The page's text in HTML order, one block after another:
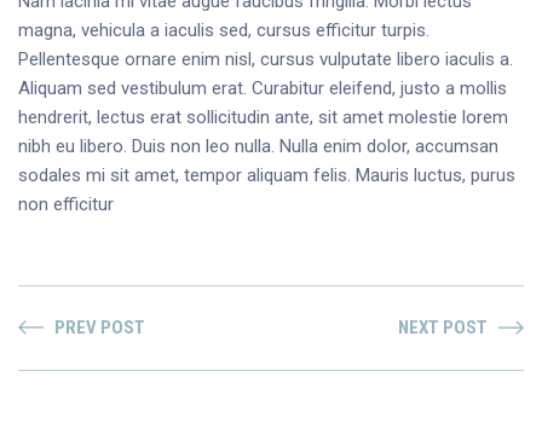
magna, vehicula a iaculis sed, cursus efficitur turpis.
Pellentesque ornare enim nisl, cursus vulputate libero iaculis a.
Aliquam sed vestibulum erat. Curabitur eleifend, justo a mollis
hendrerit, lectus erat sollicitudin ante, sit amet molestie lorem
nibh eu libero. Duis non leo nulla. Nulla enim dolor, accumsan
sodales mi sit amet, tempor aliquam felis. Mauris luctus, purus
non efficitur
PREV POST NEXT POST